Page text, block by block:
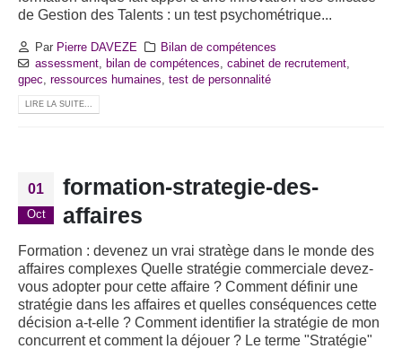
de Gestion des Talents : un test psychométrique...
Par Pierre DAVEZE
Bilan de compétences
assessment, bilan de compétences, cabinet de recrutement,
gpec, ressources humaines, test de personnalité
LIRE LA SUITE...
01
Oct
formation-strategie-des-
affaires
Formation : devenez un vrai stratège dans le monde des
affaires complexes Quelle stratégie commerciale devez-
vous adopter pour cette affaire ? Comment définir une
stratégie dans les affaires et quelles conséquences cette
décision a-t-elle ? Comment identifier la stratégie de mon
concurrent et comment la déjouer ? Le terme "Stratégie"